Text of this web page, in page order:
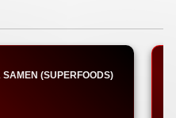
(SUPERFOODS)